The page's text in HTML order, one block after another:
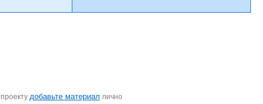
добавьте материал лично